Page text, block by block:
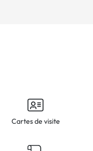
Cartes de visite